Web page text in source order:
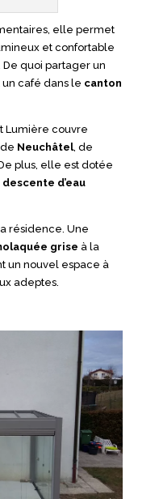
elle permet
et confortable
De quoi partager un
café dans le canton
Lumière couvre
Neuchâtel, de
plus, elle est dotée
descente d’eau
résidence. Une
grise à la
un nouvel espace à
adeptes.